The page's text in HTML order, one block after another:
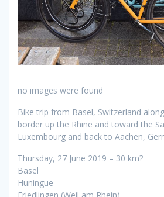
no images were found
Bike trip from Basel, Switzerland
border up the Rhine and toward the
Luxembourg and back to Aachen,
Thursday, 27 June 2019 – 30 km?
Basel
Huningue